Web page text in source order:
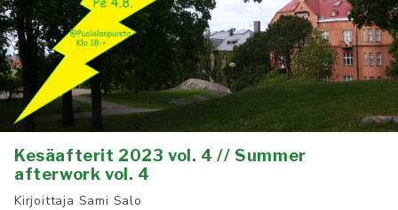
Kesäafterit 2023 vol. 4 // Summer
afterwork vol. 4
Kirjoittaja Sami Salo